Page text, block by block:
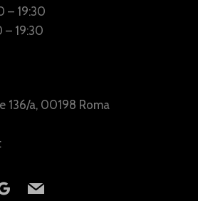
– 19:30
– 19:30
136/a, 00198 Roma
mail